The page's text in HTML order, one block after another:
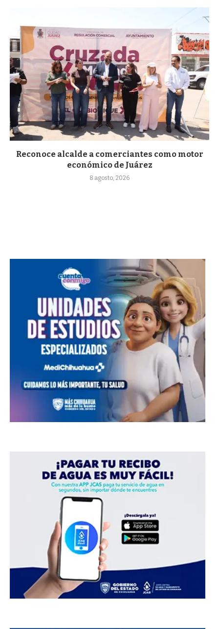
Reconoce alcalde a comerciantes como motor
económico de Juárez
8 agosto, 2026